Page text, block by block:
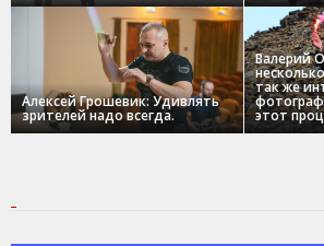
Алексей Грошевик: Удивлять
зрителей надо всегда.
Валерий
так же
этот